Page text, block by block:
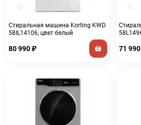
Стиральная машина Korting KWD
58IL14106, цвет белый
80 990₽ 71 990